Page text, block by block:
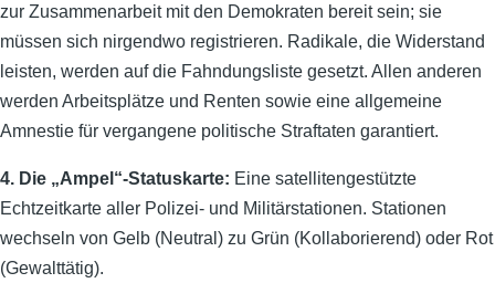
zur Zusammenarbeit mit den Demokraten bereit sein; sie
müssen sich nirgendwo registrieren. Radikale, die Widerstand
leisten, werden auf die Fahndungsliste gesetzt. Allen anderen
werden Arbeitsplätze und Renten sowie eine allgemeine
Amnestie für vergangene politische Straftaten garantiert.
4. Die „Ampel“-Statuskarte: Eine satellitengestützte
Echtzeitkarte aller Polizei- und Militärstationen. Stationen
wechseln von Gelb (Neutral) zu Grün (Kollaborierend) oder Rot
(Gewalttätig).